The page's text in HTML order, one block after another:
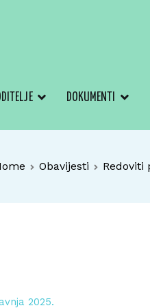
DOKUMENTI
Obavijesti Redoviti
2025.